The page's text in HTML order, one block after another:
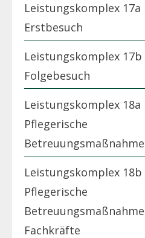
Leistungskomplex 17a
Erstbesuch
Leistungskomplex 17b
Folgebesuch
Leistungskomplex 18a
Pflegerische
Leistungskomplex 18b
Pflegerische
Fachkräfte